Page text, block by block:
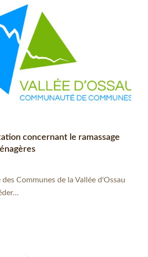
concernant le ramassage
Communes de la Vallée d'Ossau